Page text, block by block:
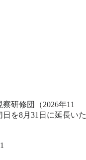
察研修団（2026年11
日を8月31日に延長いた